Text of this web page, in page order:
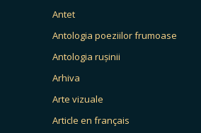
Antet
Antologia poeziilor frumoase
Antologia rușinii
Arhiva
Arte vizuale
Article en français